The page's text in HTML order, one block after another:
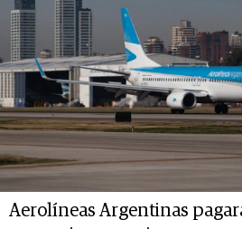
Aerolíneas Argentinas